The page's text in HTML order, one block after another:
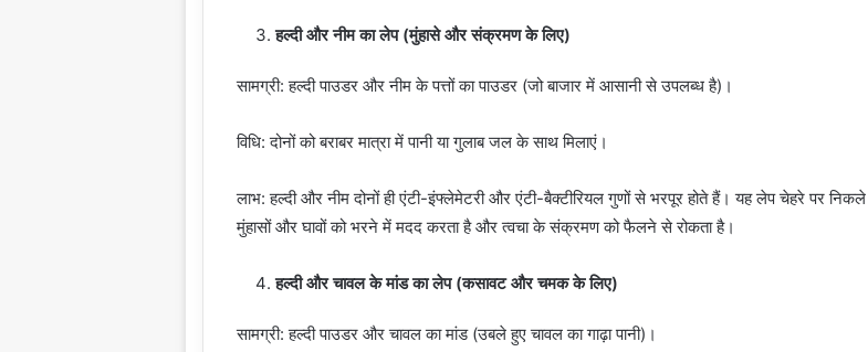
हल्दी और नीम का लेप (मुंहासे और संक्रमण के लिए)
सामग्री: हल्दी पाउडर और नीम के पत्तों का पाउडर (जो बाजार में आसानी से उपलब्ध है)।
विधि: दोनों को बराबर मात्रा में पानी या गुलाब जल के साथ मिलाएं।
लाभ: हल्दी और नीम दोनों ही एंटी-इंफ्लेमेटरी और एंटी-बैक्टीरियल गुणों से भरपूर होते हैं। यह लेप चेहरे पर निकले
मुंहासों और घावों को भरने में मदद करता है और त्वचा के संक्रमण को फैलने से रोकता है।
हल्दी और चावल के मांड का लेप (कसावट और चमक के लिए)
सामग्री: हल्दी पाउडर और चावल का मांड (उबले हुए चावल का गाढ़ा पानी)।